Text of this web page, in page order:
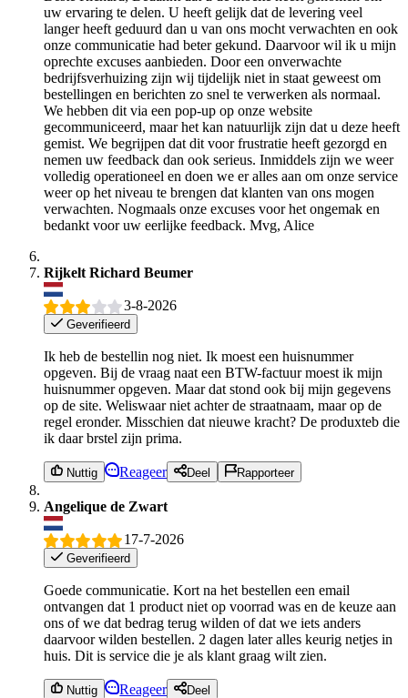
uw ervaring te delen. U heeft gelijk dat de levering veel
langer heeft geduurd dan u van ons mocht verwachten en ook
onze communicatie had beter gekund. Daarvoor wil ik u mijn
oprechte excuses aanbieden. Door een onverwachte
bedrijfsverhuizing zijn wij tijdelijk niet in staat geweest om
bestellingen en berichten zo snel te verwerken als normaal.
We hebben dit via een pop-up op onze website
gecommuniceerd, maar het kan natuurlijk zijn dat u deze heeft
gemist. We begrijpen dat dit voor frustratie heeft gezorgd en
nemen uw feedback dan ook serieus. Inmiddels zijn we weer
volledig operationeel en doen we er alles aan om onze service
weer op het niveau te brengen dat klanten van ons mogen
verwachten. Nogmaals onze excuses voor het ongemak en
bedankt voor uw eerlijke feedback. Mvg, Alice
Rijkelt Richard Beumer
3-8-2026
Geverifieerd
Ik heb de bestellin nog niet. Ik moest een huisnummer
opgeven. Bij de vraag naat een BTW-factuur moest ik mijn
huisnummer opgeven. Maar dat stond ook bij mijn gegevens
op de site. Weliswaar niet achter de straatnaam, maar op de
regel eronder. Misschien dat nieuwe kracht? De produxteb die
ik daar brstel zijn prima.
Nuttig Reageer Deel Rapporteer
Angelique de Zwart
17-7-2026
Geverifieerd
Goede communicatie. Kort na het bestellen een email
ontvangen dat 1 product niet op voorrad was en de keuze aan
ons of we dat bedrag terug wilden of dat we iets anders
daarvoor wilden bestellen. 2 dagen later alles keurig netjes in
huis. Dit is service die je als klant graag wilt zien.
Nuttig Reageer Deel